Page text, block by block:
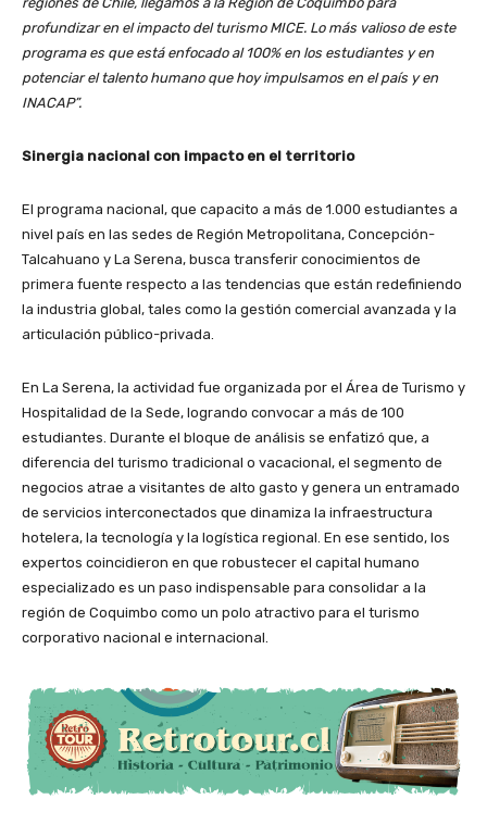
profundizar en el impacto del turismo MICE. Lo más valioso de este
programa es que está enfocado al 100% en los estudiantes y en
potenciar el talento humano que hoy impulsamos en el país y en
INACAP”.
Sinergia nacional con impacto en el territorio
El programa nacional, que capacito a más de 1.000 estudiantes a
nivel país en las sedes de Región Metropolitana, Concepción-
Talcahuano y La Serena, busca transferir conocimientos de
primera fuente respecto a las tendencias que están redefiniendo
la industria global, tales como la gestión comercial avanzada y la
articulación público-privada.
En La Serena, la actividad fue organizada por el Área de Turismo y
Hospitalidad de la Sede, logrando convocar a más de 100
estudiantes. Durante el bloque de análisis se enfatizó que, a
diferencia del turismo tradicional o vacacional, el segmento de
negocios atrae a visitantes de alto gasto y genera un entramado
de servicios interconectados que dinamiza la infraestructura
hotelera, la tecnología y la logística regional. En ese sentido, los
expertos coincidieron en que robustecer el capital humano
especializado es un paso indispensable para consolidar a la
región de Coquimbo como un polo atractivo para el turismo
corporativo nacional e internacional.